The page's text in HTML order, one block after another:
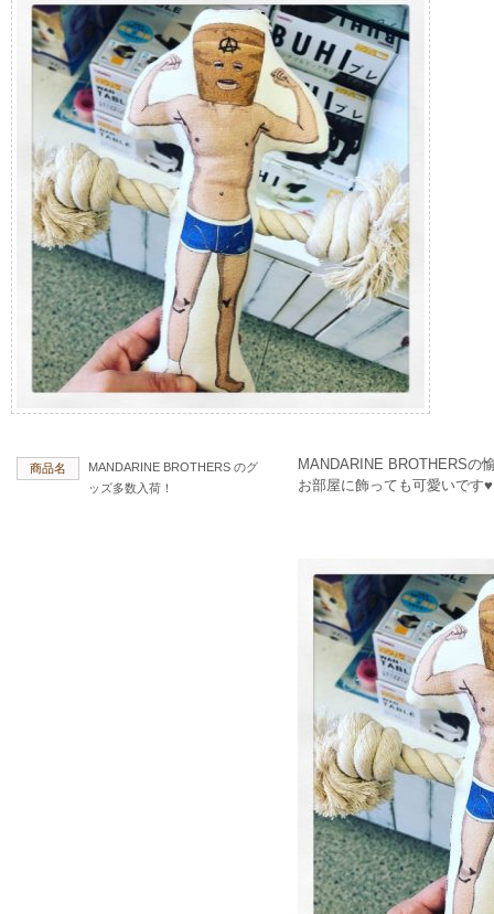
商品名
MANDARINE BROTHERS のグ
ッズ多数入荷！
MANDARINE BROTHERSの
お部屋に飾っても可愛いです♥